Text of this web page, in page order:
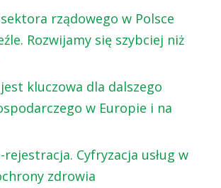
rządowego w Polsce
Rozwijamy się szybciej niż
kluczowa dla dalszego
w Europie i na
Cyfryzacja usług w
zdrowia